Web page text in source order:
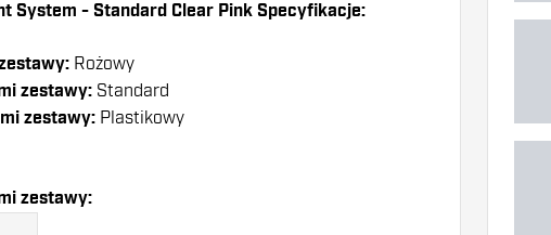
System - Standard Clear Pink Specyfikacje:
Rożowy
zestawy: Standard
zestawy: Plastikowy
zestawy: